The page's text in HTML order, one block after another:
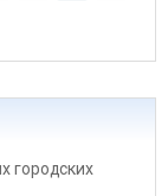
городских